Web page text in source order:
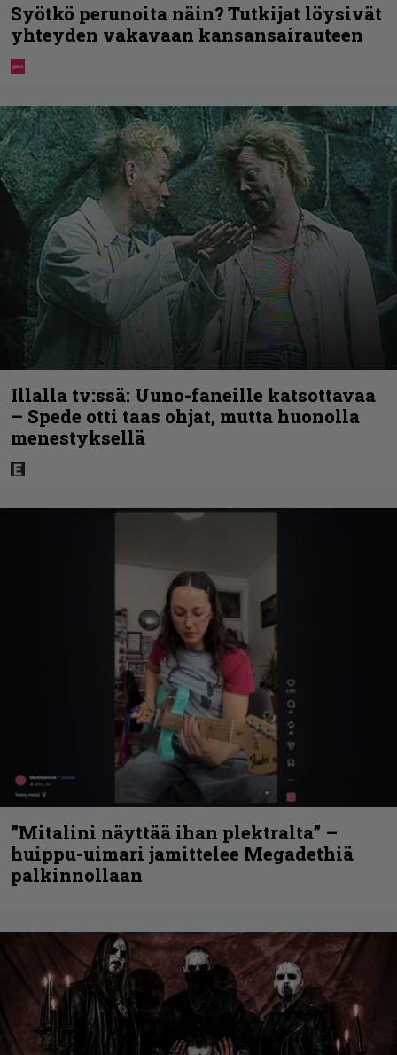
Syötkö perunoita näin? Tutkijat löysivät
yhteyden vakavaan kansansairauteen
Illalla tv:ssä: Uuno-faneille katsottavaa
– Spede otti taas ohjat, mutta huonolla
menestyksellä
”Mitalini näyttää ihan plektralta” –
huippu-uimari jamittelee Megadethiä
palkinnollaan